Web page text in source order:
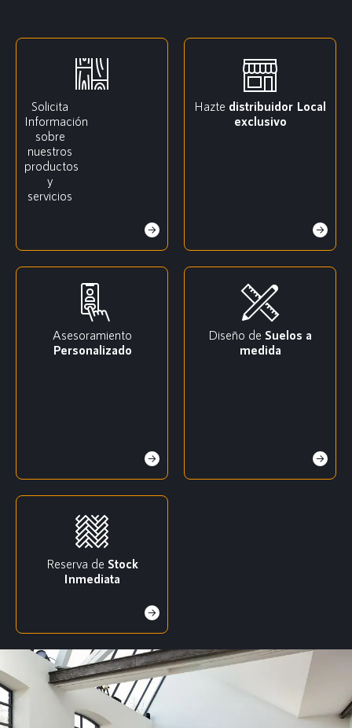
Solicita
Información
sobre
nuestros
productos
y
servicios
Hazte distribuidor Local
exclusivo
Asesoramiento
Personalizado
Diseño de Suelos a
medida
Reserva de Stock
Inmediata